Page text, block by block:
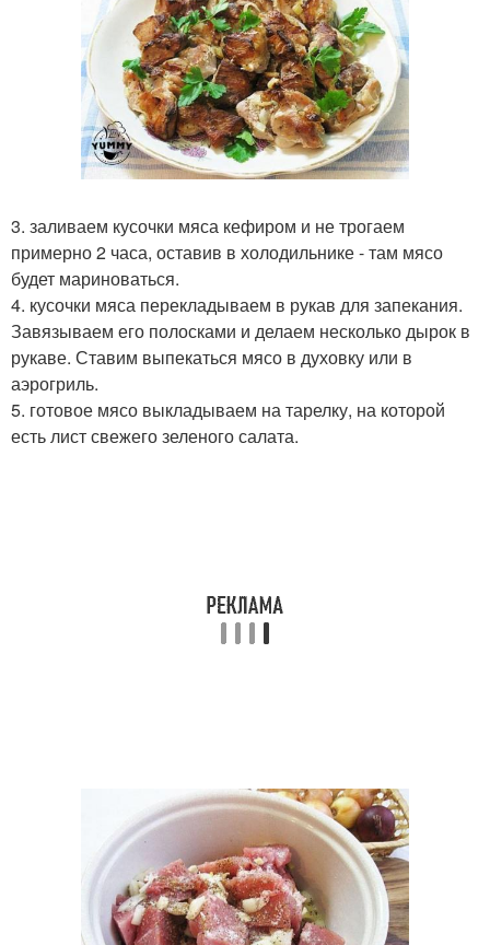
3. заливаем кусочки мяса кефиром и не трогаем
примерно 2 часа, оставив в холодильнике - там мясо
будет мариноваться.
4. кусочки мяса перекладываем в рукав для запекания.
Завязываем его полосками и делаем несколько дырок в
рукаве. Ставим выпекаться мясо в духовку или в
аэрогриль.
5. готовое мясо выкладываем на тарелку, на которой
есть лист свежего зеленого салата.